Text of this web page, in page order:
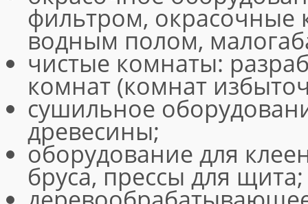
фильтром, окрасочные
водным полом,
чистые комнаты:
комнат (комнат
сушильное
древесины;
оборудование для
бруса, прессы для щита;